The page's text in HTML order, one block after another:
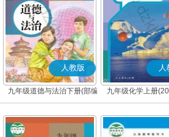
人教版
九年级道德与法治下册(部编
版)
人
九年级化学上册